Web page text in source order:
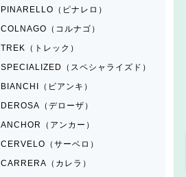
PINARELLO（ピナレロ）
COLNAGO（コルナゴ）
TREK（トレック）
SPECIALIZED（スペシャライズド）
BIANCHI（ビアンキ）
DEROSA（デローザ）
ANCHOR（アンカー）
CERVELO（サーベロ）
CARRERA（カレラ）